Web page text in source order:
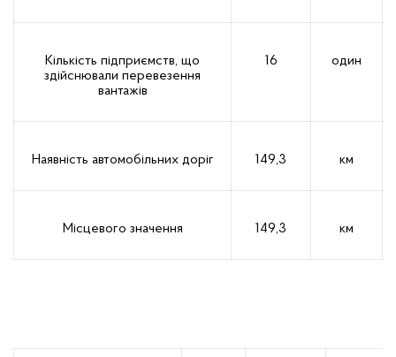
Кількість підприємств, що
здійснювали перевезення
вантажів
16 один
Наявність автомобільних доріг 149,3 км
Місцевого значення 149,3 км